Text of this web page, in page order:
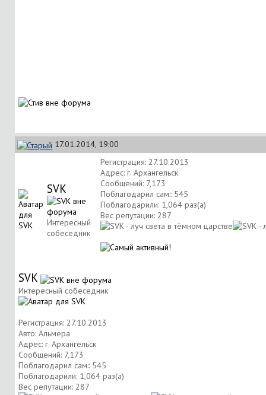
17.01.2014, 19:00
SVK
Интересный
собеседник
Регистрация: 27.10.2013
Адрес: г. Архангельск
Сообщений: 7,173
Поблагодарил сам:: 545
Поблагодарили: 1,064 раз(а)
Вес репутации: 287
SVK
Интересный собеседник
Регистрация: 27.10.2013
Авто: Альмера
Адрес: г. Архангельск
Сообщений: 7,173
Поблагодарил сам:: 545
Поблагодарили: 1,064 раз(а)
Вес репутации: 287